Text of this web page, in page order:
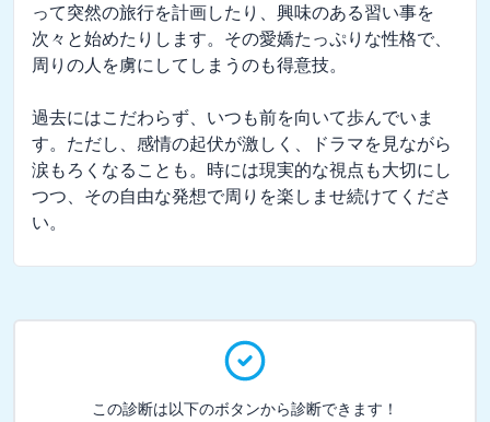
って突然の旅行を計画したり、興味のある習い事を
次々と始めたりします。その愛嬌たっぷりな性格で、
周りの人を虜にしてしまうのも得意技。
過去にはこだわらず、いつも前を向いて歩んでいま
す。ただし、感情の起伏が激しく、ドラマを見ながら
涙もろくなることも。時には現実的な視点も大切にし
つつ、その自由な発想で周りを楽しませ続けてくださ
い。
この診断は以下のボタンから診断できます！